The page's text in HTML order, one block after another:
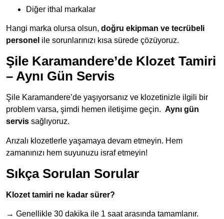
Diğer ithal markalar
Hangi marka olursa olsun, doğru ekipman ve tecrübeli
personel ile sorunlarınızı kısa sürede çözüyoruz.
Şile Karamandere’de Klozet Tamiri
– Aynı Gün Servis
Şile Karamandere’de yaşıyorsanız ve klozetinizle ilgili bir
problem varsa, şimdi hemen iletişime geçin. Aynı gün
servis sağlıyoruz.
Arızalı klozetlerle yaşamaya devam etmeyin. Hem
zamanınızı hem suyunuzu israf etmeyin!
Sıkça Sorulan Sorular
Klozet tamiri ne kadar sürer?
→ Genellikle 30 dakika ile 1 saat arasında tamamlanır.